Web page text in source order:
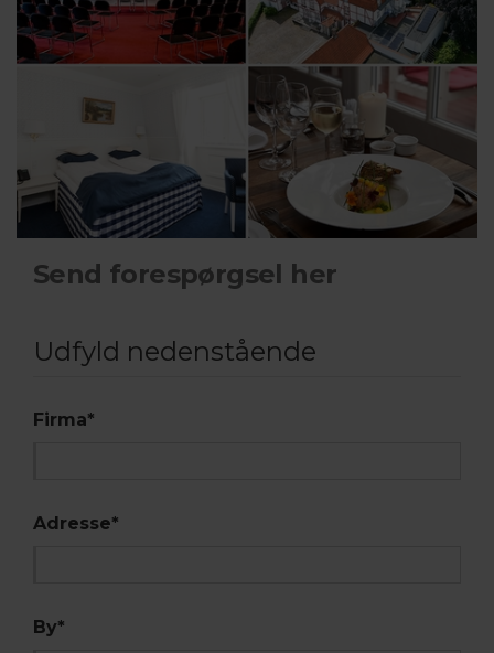
Send forespørgsel her
Udfyld nedenstående
Firma*
Adresse*
By*